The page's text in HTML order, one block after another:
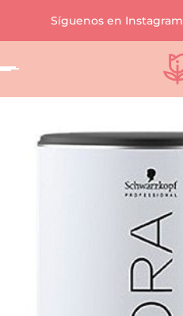
contenidoSíguenos en Instagram